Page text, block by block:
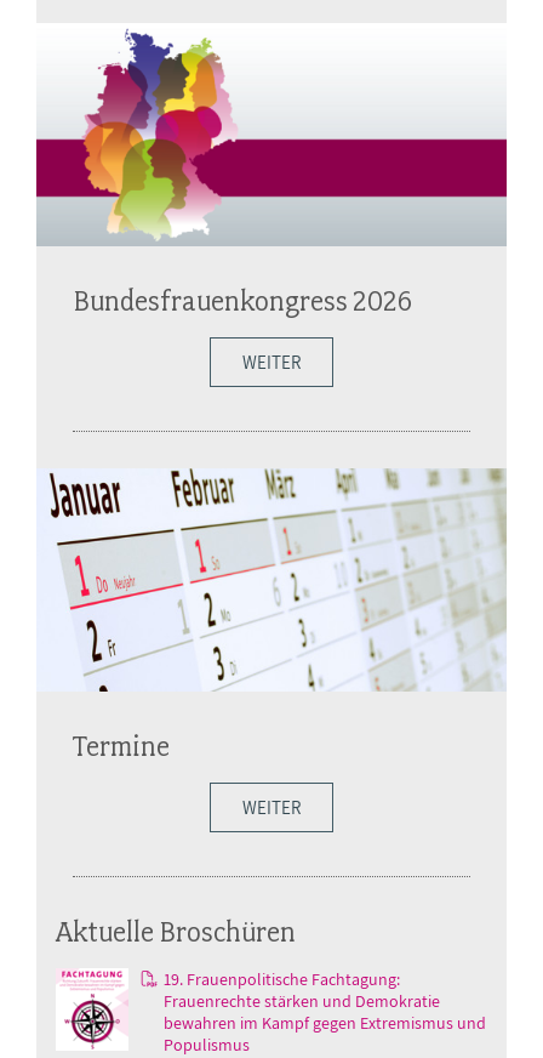
Bundesfrauenkongress 2026
WEITER
Termine
WEITER
Aktuelle Broschüren
19. Frauenpolitische Fachtagung:
Frauenrechte stärken und Demokratie
bewahren im Kampf gegen Extremismus und
Populismus